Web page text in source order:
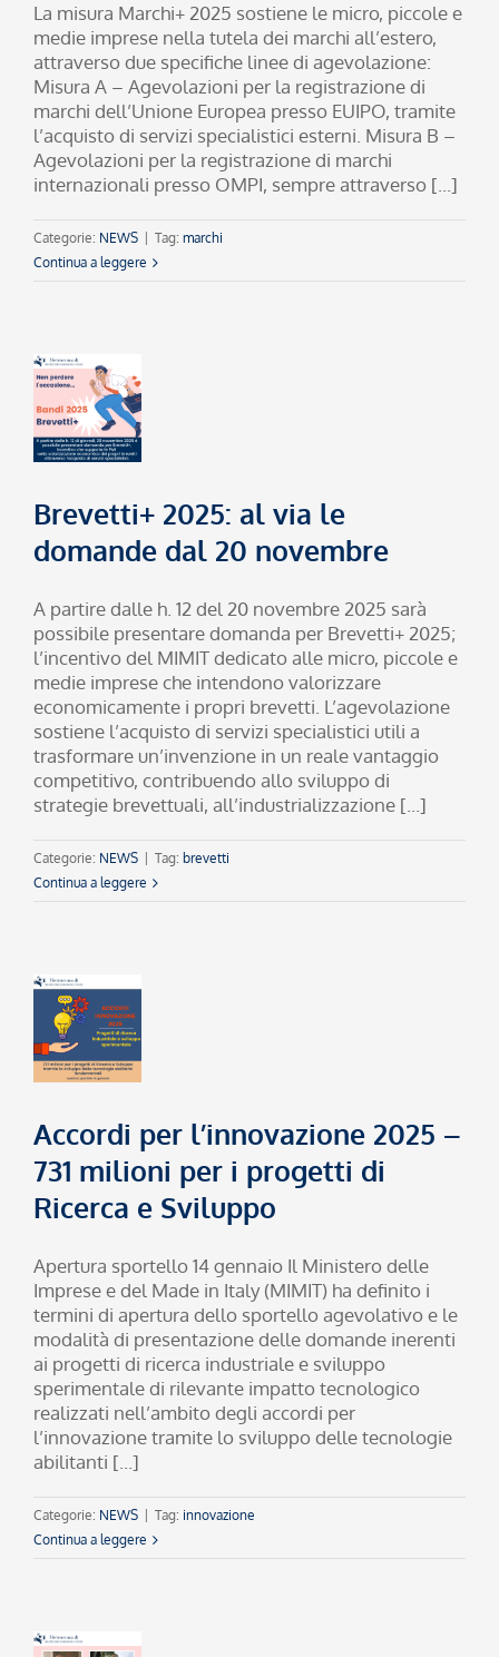
La misura Marchi+ 2025 sostiene le micro, piccole e
medie imprese nella tutela dei marchi all’estero,
attraverso due specifiche linee di agevolazione:
Misura A – Agevolazioni per la registrazione di
marchi dell’Unione Europea presso EUIPO, tramite
l’acquisto di servizi specialistici esterni. Misura B –
Agevolazioni per la registrazione di marchi
internazionali presso OMPI, sempre attraverso [...]
Categorie: NEWS Tag: marchi
Continua a leggere
Brevetti+ 2025: al via le
domande dal 20 novembre
A partire dalle h. 12 del 20 novembre 2025 sarà
possibile presentare domanda per Brevetti+ 2025;
l’incentivo del MIMIT dedicato alle micro, piccole e
medie imprese che intendono valorizzare
economicamente i propri brevetti. L’agevolazione
sostiene l’acquisto di servizi specialistici utili a
trasformare un’invenzione in un reale vantaggio
competitivo, contribuendo allo sviluppo di
strategie brevettuali, all’industrializzazione [...]
Categorie: NEWS Tag: brevetti
Continua a leggere
Accordi per l’innovazione 2025 –
731 milioni per i progetti di
Ricerca e Sviluppo
Apertura sportello 14 gennaio Il Ministero delle
Imprese e del Made in Italy (MIMIT) ha definito i
termini di apertura dello sportello agevolativo e le
modalità di presentazione delle domande inerenti
ai progetti di ricerca industriale e sviluppo
sperimentale di rilevante impatto tecnologico
realizzati nell’ambito degli accordi per
l’innovazione tramite lo sviluppo delle tecnologie
abilitanti [...]
Categorie: NEWS Tag: innovazione
Continua a leggere